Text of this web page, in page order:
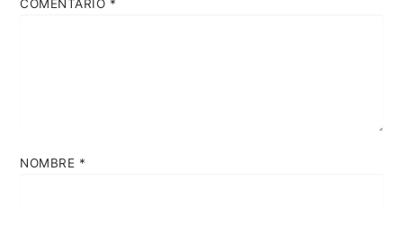
COMENTARIO *
NOMBRE *